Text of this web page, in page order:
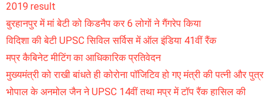
2019 result
बुरहानपुर में मां बेटी को किडनैप कर 6 लोगों ने गैंगरेप किया
विदिशा की बेटी UPSC सिविल सर्विस में ऑल इंडिया 41वीं रैंक
मप्र कैबिनेट मीटिंग का आधिकारिक प्रतिवेदन
मुख्यमंत्री को राखी बांधते ही कोरोना पॉजिटिव हो गए मंत्री की पत्नी और पुत्र
भोपाल के अनमोल जैन ने UPSC 14वीं तथा मप्र में टॉप रैंक हासिल की